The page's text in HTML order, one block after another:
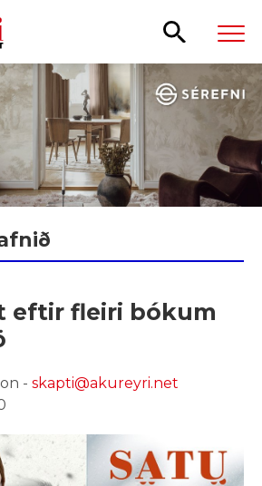
eftir fleiri bókum
- skapti@akureyri.net